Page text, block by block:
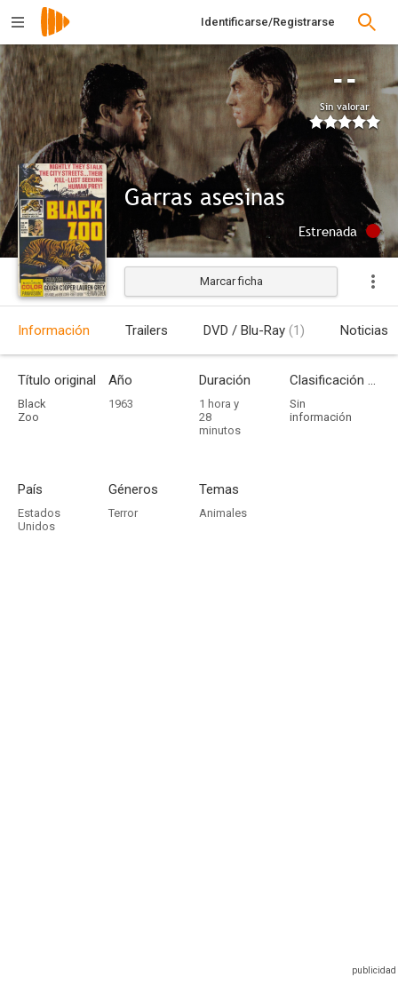
Identificarse/Registrarse
--
Sin valorar
Garras asesinas
Estrenada
Marcar ficha
Información Trailers DVD / Blu-Ray (1) Noticias
Título original
Black
Zoo
Año
1963
Duración
1 hora y
28
minutos
Clasificación por edades
Sin
información
País
Estados
Unidos
Géneros
Terror
Temas
Animales